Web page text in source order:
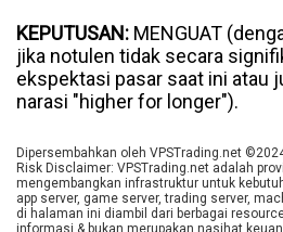
KEPUTUSAN: MENGUAT
jika notulen tidak secara
ekspektasi pasar saat ini atau
narasi "higher for longer").
Dipersembahkan oleh VPSTrading.net
Risk Disclaimer: VPSTrading.net adalah
mengembangkan infrastruktur untuk
app server, game server, trading server,
di halaman ini diambil dari berbagai
informasi & bukan merupakan nasihat